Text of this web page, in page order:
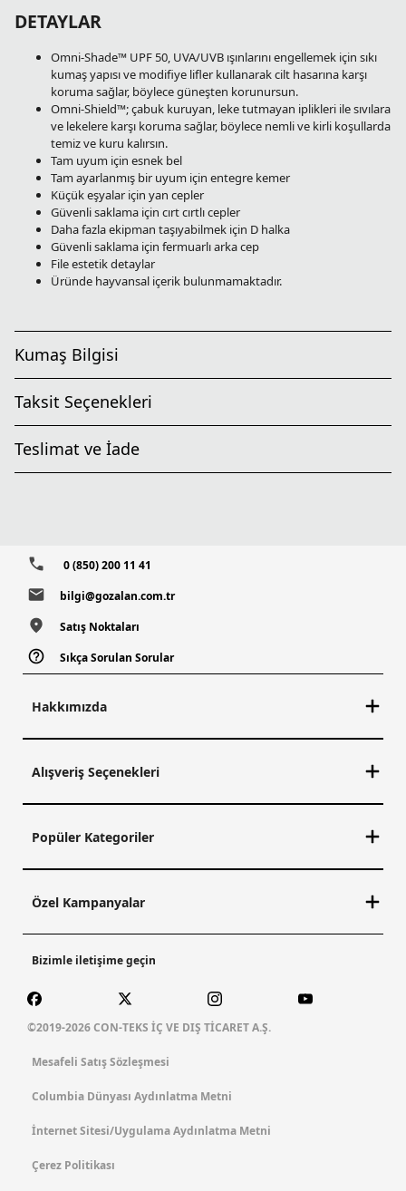
DETAYLAR
Omni-Shade™ UPF 50, UVA/UVB ışınlarını engellemek için sıkı
kumaş yapısı ve modifiye lifler kullanarak cilt hasarına karşı
koruma sağlar, böylece güneşten korunursun.
Omni-Shield™; çabuk kuruyan, leke tutmayan iplikleri ile sıvılara
ve lekelere karşı koruma sağlar, böylece nemli ve kirli koşullarda
temiz ve kuru kalırsın.
Tam uyum için esnek bel
Tam ayarlanmış bir uyum için entegre kemer
Küçük eşyalar için yan cepler
Güvenli saklama için cırt cırtlı cepler
Daha fazla ekipman taşıyabilmek için D halka
Güvenli saklama için fermuarlı arka cep
File estetik detaylar
Üründe hayvansal içerik bulunmamaktadır.
Kumaş Bilgisi
Taksit Seçenekleri
Teslimat ve İade
0 (850) 200 11 41
bilgi@gozalan.com.tr
Satış Noktaları
Sıkça Sorulan Sorular
Hakkımızda
Alışveriş Seçenekleri
Popüler Kategoriler
Özel Kampanyalar
Bizimle iletişime geçin
©2019-2026 CON-TEKS İÇ VE DIŞ TİCARET A.Ş.
Mesafeli Satış Sözleşmesi
Columbia Dünyası Aydınlatma Metni
İnternet Sitesi/Uygulama Aydınlatma Metni
Çerez Politikası